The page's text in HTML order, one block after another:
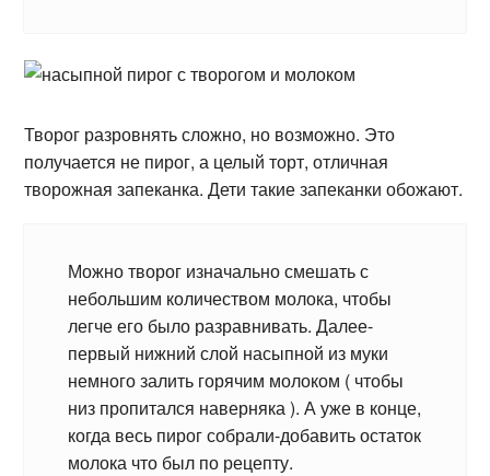
Творог разровнять сложно, но возможно. Это
получается не пирог, а целый торт, отличная
творожная запеканка. Дети такие запеканки обожают.
Можно творог изначально смешать с
небольшим количеством молока, чтобы
легче его было разравнивать. Далее-
первый нижний слой насыпной из муки
немного залить горячим молоком ( чтобы
низ пропитался наверняка ). А уже в конце,
когда весь пирог собрали-добавить остаток
молока что был по рецепту.